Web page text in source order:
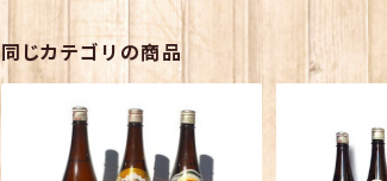
同じカテゴリの商品